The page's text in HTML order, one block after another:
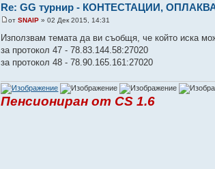
Re: GG турнир - КОНТЕСТАЦИИ,
отSNAIP » 02 Дек 2015, 14:31
Използвам темата да ви съобщя, че който иска
за протокол 47 - 78.83.144.58:27020
за протокол 48 - 78.90.165.161:27020
Пенсиониран от CS 1.6